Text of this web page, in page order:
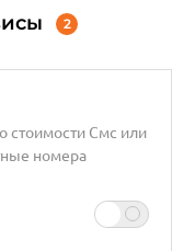
2
стоимости Смс или
номера